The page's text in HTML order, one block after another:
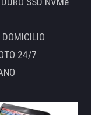
24/7